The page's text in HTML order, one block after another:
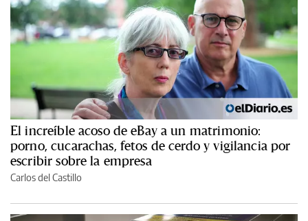
El increíble acoso de eBay a un matrimonio:
porno, cucarachas, fetos de cerdo y vigilancia por
escribir sobre la empresa
Carlos del Castillo